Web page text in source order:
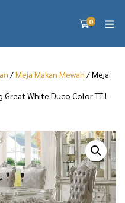
0
/Meja Makan Mewah / Meja
Great White Duco Color TTJ-